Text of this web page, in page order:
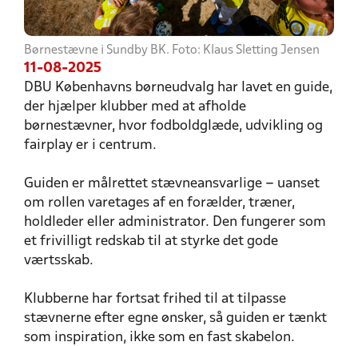
Børnestævne i Sundby BK. Foto: Klaus Sletting Jensen
11-08-2025
DBU Københavns børneudvalg har lavet en guide,
der hjælper klubber med at afholde
børnestævner, hvor fodboldglæde, udvikling og
fairplay er i centrum.
Guiden er målrettet stævneansvarlige – uanset
om rollen varetages af en forælder, træner,
holdleder eller administrator. Den fungerer som
et frivilligt redskab til at styrke det gode
værtsskab.
Klubberne har fortsat frihed til at tilpasse
stævnerne efter egne ønsker, så guiden er tænkt
som inspiration, ikke som en fast skabelon.